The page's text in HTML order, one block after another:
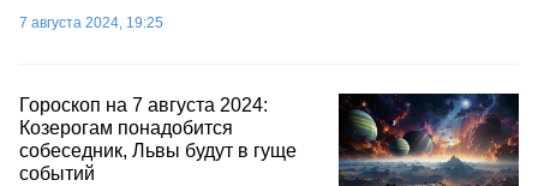
7 августа 2024, 19:25
Гороскоп на 7 августа 2024:
Козерогам понадобится
собеседник, Львы будут в гуще
событий